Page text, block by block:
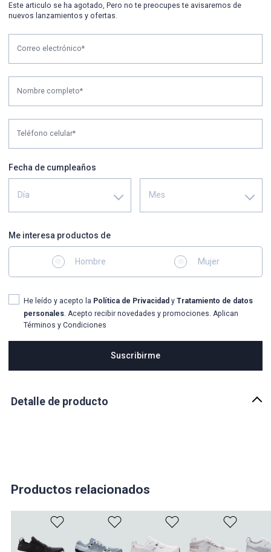
Este articulo se ha agotado, Pero no te preocupes te avisaremos de
nuevos lanzamientos y ofertas.
Correo electrónico*
Nombre completo*
Teléfono celular*
Fecha de cumpleaños
Día Mes
Me interesa productos de
Hombre Mujer
He leído y acepto la Política de Privacidad y Tratamiento de datos
personales. Acepto recibir novedades y promociones. Aplican
Términos y Condiciones
Suscribirme
Detalle de producto
dinámica y segura en terrenos mixtos, incluso en condiciones
País de origen:
Productos relacionados